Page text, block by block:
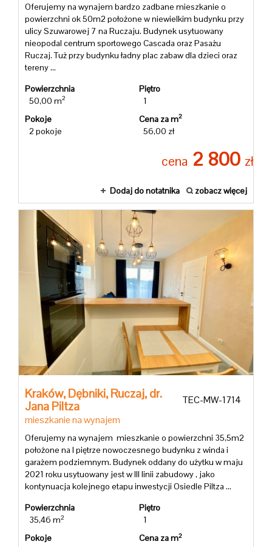
Oferujemy na wynajem bardzo zadbane mieszkanie o
powierzchni ok 50m2 położone w niewielkim budynku przy
ulicy Szuwarowej 7 na Ruczaju. Budynek usytuowany
nieopodal centrum sportowego Cascada oraz Pasażu
Ruczaj. Tuż przy budynku ładny plac zabaw dla dzieci oraz
tereny ...
Powierzchnia
50,00 m2
Piętro
1
Pokoje
2 pokoje
Cena za m2
56,00 zł
cena 2 800 zł
Dodaj do notatnika zobacz więcej
Kraków, Dębniki, Ruczaj, dr.
Jana Piltza
mieszkanie na wynajem
TEC-MW-1714
Oferujemy na wynajem mieszkanie o powierzchni 35,5m2
położone na I piętrze nowoczesnego budynku z winda i
garażem podziemnym. Budynek oddany do użytku w maju
2021 roku usytuowany jest w III linii zabudowy , jako
kontynuacja kolejnego etapu inwestycji Osiedle Piltza ...
Powierzchnia
35,46 m2
Piętro
1
Pokoje
Cena za m2